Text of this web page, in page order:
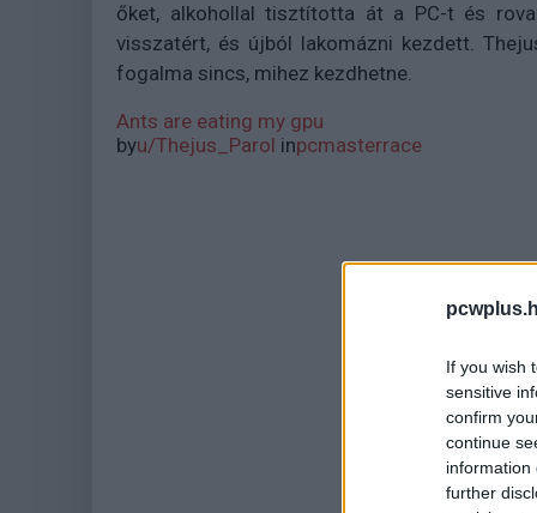
If you wish
sensitive
confirm
continue
information
further
őket, alkohollal tisztította át a PC-t és
visszatért, és újból lakomázni kezdett.
fogalma sincs, mihez kezdhetne.
Ants are eating my gpu
byu/Thejus_Parol inpcmasterrace